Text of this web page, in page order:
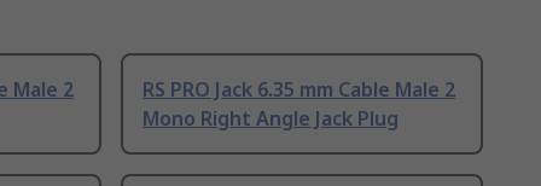
Male 2
RS PRO Jack 6.35 mm Cable Male 2
Mono Right Angle Jack Plug